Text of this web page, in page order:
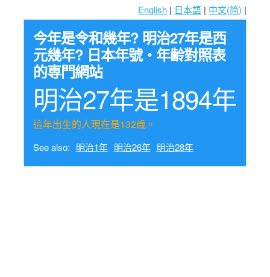
English | 日本語 | 中文(简) |
今年是令和幾年? 明治27年是西
元幾年? 日本年號・年齢對照表
的専門網站
明治27年是1894年
這年出生的人現在是132歳。
See also: 明治1年 明治26年 明治28年